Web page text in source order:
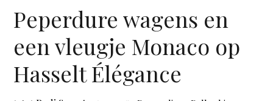
Peperdure wagens en
een vleugje Monaco op
Hasselt Élégance